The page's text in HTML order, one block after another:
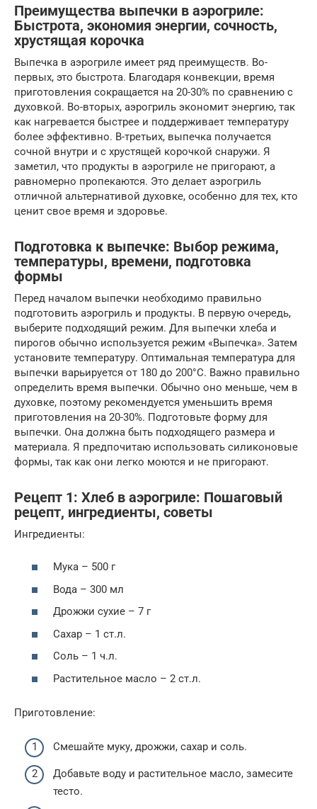
Преимущества выпечки в аэрогриле:
Быстрота, экономия энергии, сочность,
хрустящая корочка
Выпечка в аэрогриле имеет ряд преимуществ. Во-
первых, это быстрота. Благодаря конвекции, время
приготовления сокращается на 20-30% по сравнению с
духовкой. Во-вторых, аэрогриль экономит энергию, так
как нагревается быстрее и поддерживает температуру
более эффективно. В-третьих, выпечка получается
сочной внутри и с хрустящей корочкой снаружи. Я
заметил, что продукты в аэрогриле не пригорают, а
равномерно пропекаются. Это делает аэрогриль
отличной альтернативой духовке, особенно для тех, кто
ценит свое время и здоровье.
Подготовка к выпечке: Выбор режима,
температуры, времени, подготовка
формы
Перед началом выпечки необходимо правильно
подготовить аэрогриль и продукты. В первую очередь,
выберите подходящий режим. Для выпечки хлеба и
пирогов обычно используется режим «Выпечка». Затем
установите температуру. Оптимальная температура для
выпечки варьируется от 180 до 200°C. Важно правильно
определить время выпечки. Обычно оно меньше, чем в
духовке, поэтому рекомендуется уменьшить время
приготовления на 20-30%. Подготовьте форму для
выпечки. Она должна быть подходящего размера и
материала. Я предпочитаю использовать силиконовые
формы, так как они легко моются и не пригорают.
Рецепт 1: Хлеб в аэрогриле: Пошаговый
рецепт, ингредиенты, советы
Ингредиенты:
Мука – 500 г
Вода – 300 мл
Дрожжи сухие – 7 г
Сахар – 1 ст.л.
Соль – 1 ч.л.
Растительное масло – 2 ст.л.
Приготовление:
Смешайте муку, дрожжи, сахар и соль.
Добавьте воду и растительное масло, замесите
тесто.